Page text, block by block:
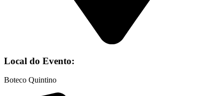
Local do Evento:
Boteco Quintino